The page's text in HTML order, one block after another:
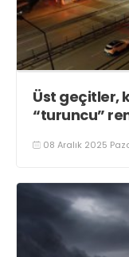
Üst geçitler,
“turuncu”
08 Aralık 2025